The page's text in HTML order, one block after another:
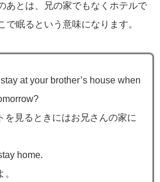
あとは、兄の家でもなくホテルで
で眠るという意味になります。
at your brother’s house when
を見るときにはお兄さんの家に
home.